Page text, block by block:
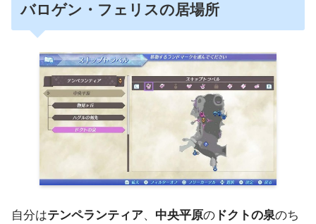
バロゲン・フェリスの居場所
自分はテンペランティア、 中央平原の ドクトの泉のち